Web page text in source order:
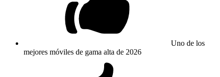
Uno de los
mejores móviles de gama alta de 2026